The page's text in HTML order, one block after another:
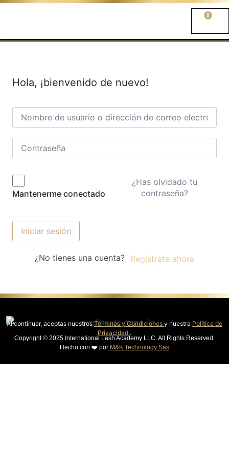
0
Hola, ¡bienvenido de nuevo!
Mantenerme conectado
¿Has olvidado tu
contraseña?
Iniciar sesión
¿No tienes una cuenta? Regístrate ahora
Al continuar, aceptas nuestrosTérminos y Condiciones y nuestra Política de
Privacidad .
Copyright © 2025 International Lash Academy LLC. All Rights Reserved.
Hecho con ❤️ por M&K Technology Sas